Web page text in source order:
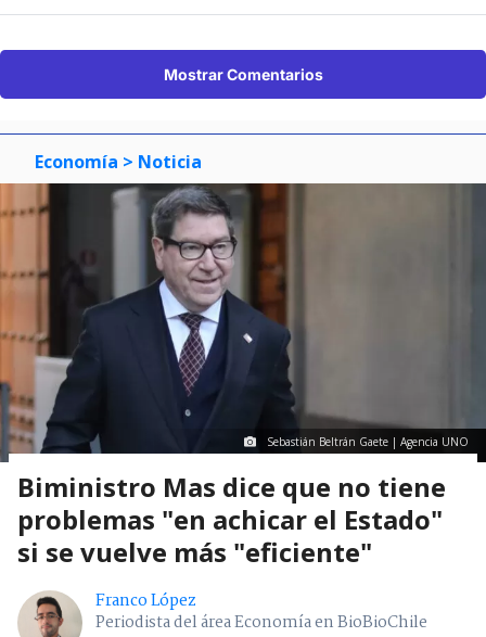
Mostrar Comentarios
Economía > Noticia
Sebastián Beltrán Gaete | Agencia UNO
Biministro Mas dice que no tiene
problemas "en achicar el Estado"
si se vuelve más "eficiente"
Franco López
Periodista del área Economía en BioBioChile